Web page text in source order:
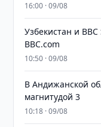
16:00 · 09/08
Узбекистан и
BBC.com
10:50 · 09/08
В Андижанской
магнитудой 3
10:18 · 09/08